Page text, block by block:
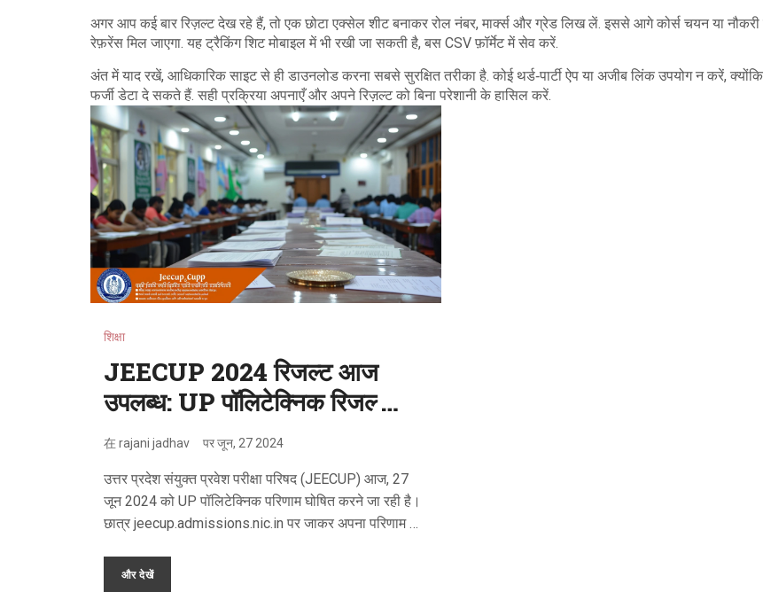
अगर आप कई बार रिज़ल्ट देख रहे हैं, तो एक छोटा एक्सेल शीट बनाकर रोल नंबर, मार्क्स और ग्रेड लिख लें. इससे आगे कोर्स चयन या
रेफ़रेंस मिल जाएगा. यह ट्रैकिंग शिट मोबाइल में भी रखी जा सकती है, बस CSV फ़ॉर्मेट में सेव करें.
अंत में याद रखें, आधिकारिक साइट से ही डाउनलोड करना सबसे सुरक्षित तरीका है. कोई थर्ड‑पार्टी ऐप या अजीब लिंक उपयोग न करें,
फर्जी डेटा दे सकते हैं. सही प्रक्रिया अपनाएँ और अपने रिज़ल्ट को बिना परेशानी के हासिल करें.
शिक्षा
JEECUP 2024 रिजल्ट आज
उपलब्ध: UP पॉलिटेक्निक रिजल्ट
और रैंक कार्ड यहाँ डाउनलोड करें
在rajani jadhav परजून, 27 2024
उत्तर प्रदेश संयुक्त प्रवेश परीक्षा परिषद (JEECUP) आज, 27
जून 2024 को UP पॉलिटेक्निक परिणाम घोषित करने जा रही है।
छात्र jeecup.admissions.nic.in पर जाकर अपना परिणाम और
संख्या और जन्म तिथि की आवश्यकता होगी।
और देखें